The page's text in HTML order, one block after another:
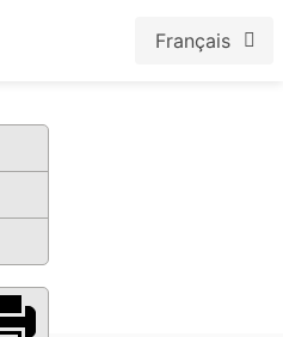
Français